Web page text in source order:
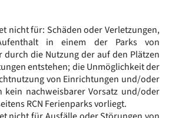
nicht für: Schäden oder Verletzungen,
in einem der Parks von
durch die Nutzung der auf den Plätzen
entstehen; die Unmöglichkeit der
von Einrichtungen und/oder
kein nachweisbarer Vorsatz und/oder
RCN Ferienparks vorliegt.